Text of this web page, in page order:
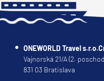
ONEWORLD Travel
Vajnorská 21/A (2.
831 03 Bratislava